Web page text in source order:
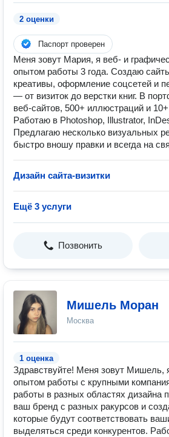
2 оценки
Паспорт проверен
Меня зовут Мария, я веб- и
опытом работы 3 года. Создаю
креативы, оформление соцсетей и
— от визиток до верстки книг. В
веб-сайтов, 500+ иллюстраций и
Работаю в Photoshop, Illustrator,
Предлагаю несколько визуальных
быстро вношу правки и всегда на
Дизайн сайта-визитки
Ещё 3 услуги
Позвонить
Мишель Моран
Москва
1 оценка
Здравствуйте! Меня зовут Мишель,
опытом работы с крупными
работы в разных областях дизайна
ваш бренд с разных ракурсов и
которые будут соответствовать
выделяться среди конкурентов.